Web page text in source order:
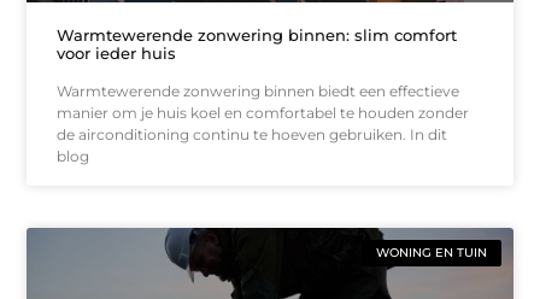
Warmtewerende zonwering binnen: slim comfort
voor ieder huis
Warmtewerende zonwering binnen biedt een effectieve
manier om je huis koel en comfortabel te houden zonder
de airconditioning continu te hoeven gebruiken. In dit
blog
WONING EN TUIN